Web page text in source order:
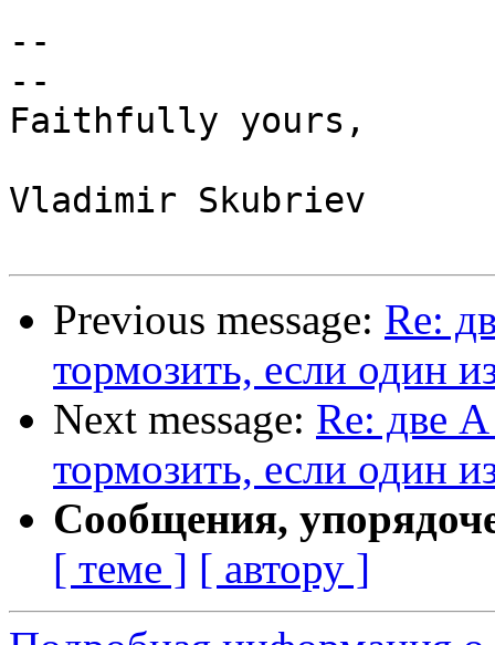
--
--
Faithfully yours,
Vladimir Skubriev
Previous message: Re:
тормозить, если один
Next message: Re: две
тормозить, если один
Сообщения,
[ теме ] [ автору ]